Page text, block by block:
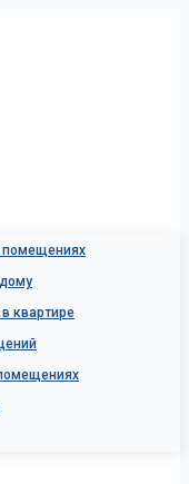
помещениях
квартире